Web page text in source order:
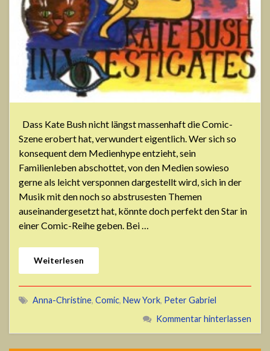
Dass Kate Bush nicht längst massenhaft die Comic-
Szene erobert hat, verwundert eigentlich. Wer sich so
konsequent dem Medienhype entzieht, sein
Familienleben abschottet, von den Medien sowieso
gerne als leicht versponnen dargestellt wird, sich in der
Musik mit den noch so abstrusesten Themen
auseinandergesetzt hat, könnte doch perfekt den Star in
einer Comic-Reihe geben. Bei …
Weiterlesen
Anna-Christine, Comic, New York, Peter Gabriel
Kommentar hinterlassen